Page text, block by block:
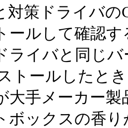
対策ドライバ
ールして確認
ライバと同じ
トールしたと
大手メーカー
ボックスの香